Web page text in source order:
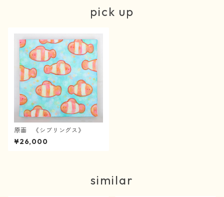
pick up
原画 《シブリングス》
¥26,000
similar